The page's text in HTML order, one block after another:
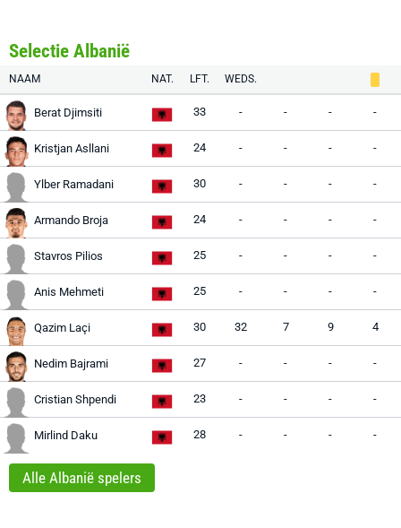
Selectie Albanië
NAAM NAT. LFT. WEDS.
Berat Djimsiti 33 - - - -
Kristjan Asllani 24 - - - -
Ylber Ramadani 30 - - - -
Armando Broja 24 - - - -
Stavros Pilios 25 - - - -
Anis Mehmeti 25 - - - -
Qazim Laçi 30 32 7 9 4
Nedim Bajrami 27 - - - -
Cristian Shpendi 23 - - - -
Mirlind Daku 28 - - - -
Alle Albanië spelers